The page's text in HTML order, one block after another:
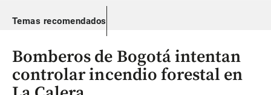
Temas recomendados
Bomberos de Bogotá intentan
controlar incendio forestal en